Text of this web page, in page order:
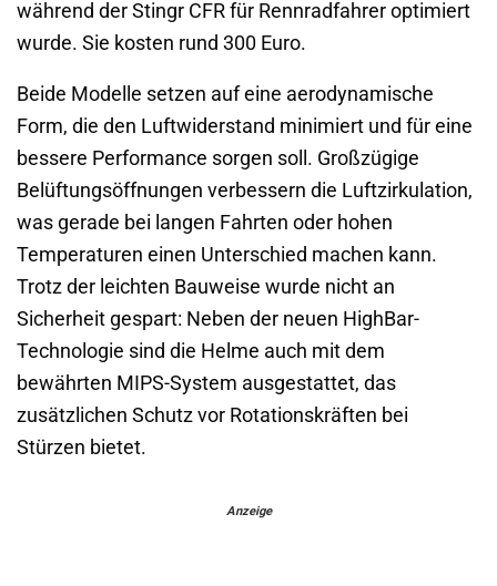
während der Stingr CFR für Rennradfahrer optimiert
wurde. Sie kosten rund 300 Euro.
Beide Modelle setzen auf eine aerodynamische
Form, die den Luftwiderstand minimiert und für eine
bessere Performance sorgen soll. Großzügige
Belüftungsöffnungen verbessern die Luftzirkulation,
was gerade bei langen Fahrten oder hohen
Temperaturen einen Unterschied machen kann.
Trotz der leichten Bauweise wurde nicht an
Sicherheit gespart: Neben der neuen HighBar-
Technologie sind die Helme auch mit dem
bewährten MIPS-System ausgestattet, das
zusätzlichen Schutz vor Rotationskräften bei
Stürzen bietet.
Anzeige